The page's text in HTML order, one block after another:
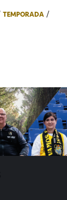
TEMPORADA